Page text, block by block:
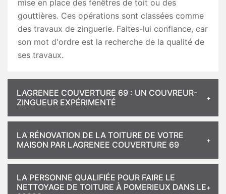
mise en place des fenêtres de toit ou des
gouttières. Ces opérations sont classées comme
des travaux de zinguerie. Faites-lui confiance, car
son mot d'ordre est la recherche de la qualité de
ses travaux.
LAGRENEE COUVERTURE 69 : UN COUVREUR-
ZINGUEUR EXPÉRIMENTÉ
LA RÉNOVATION DE LA TOITURE DE VOTRE
MAISON PAR LAGRENEE COUVERTURE 69
LA PERSONNE QUALIFIÉE POUR FAIRE LE
NETTOYAGE DE TOITURE À POMERIEUX DANS LE